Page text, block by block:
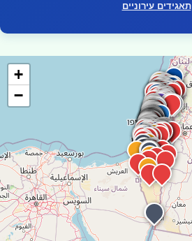
+
−
תאגידים עירוניים